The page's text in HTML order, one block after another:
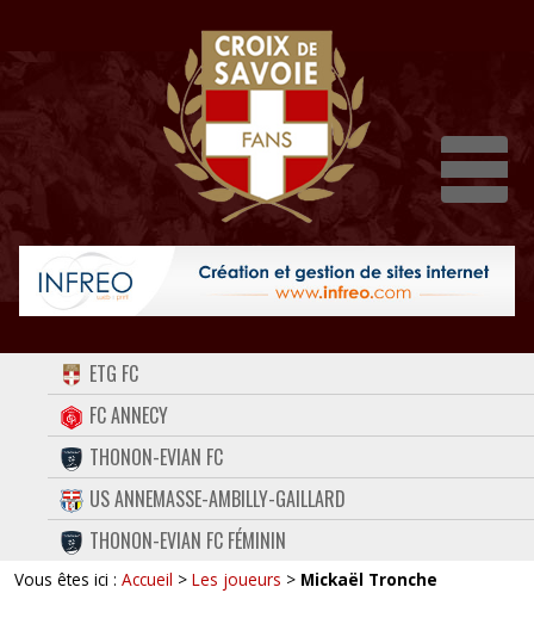
ACCUEIL
FORUM
CONTACT
FACEBOOK
TWITTER
ETG FC
FC ANNECY
THONON-EVIAN FC
US ANNEMASSE-AMBILLY-GAILLARD
THONON-EVIAN FC FÉMININ
Vous êtes ici : Accueil > Les joueurs > Mickaël Tronche